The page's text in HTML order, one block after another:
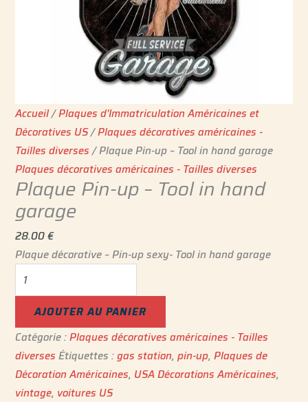
Accueil/Plaques d'Immatriculation Américaines et
Décoratives US/Plaques décoratives américaines -
Tailles diverses/ Plaque Pin-up – Tool in hand garage
Plaques décoratives américaines - Tailles diverses
Plaque Pin-up – Tool in hand
garage
28.00€
Plaque décorative – Pin-up sexy- Tool in hand garage
AJOUTER AU PANIER
Catégorie :Plaques décoratives américaines - Tailles
diverses Étiquettes :gas station,pin-up,Plaques de
Décoration Américaines, USA Décorations Américaines,
vintage, voitures US